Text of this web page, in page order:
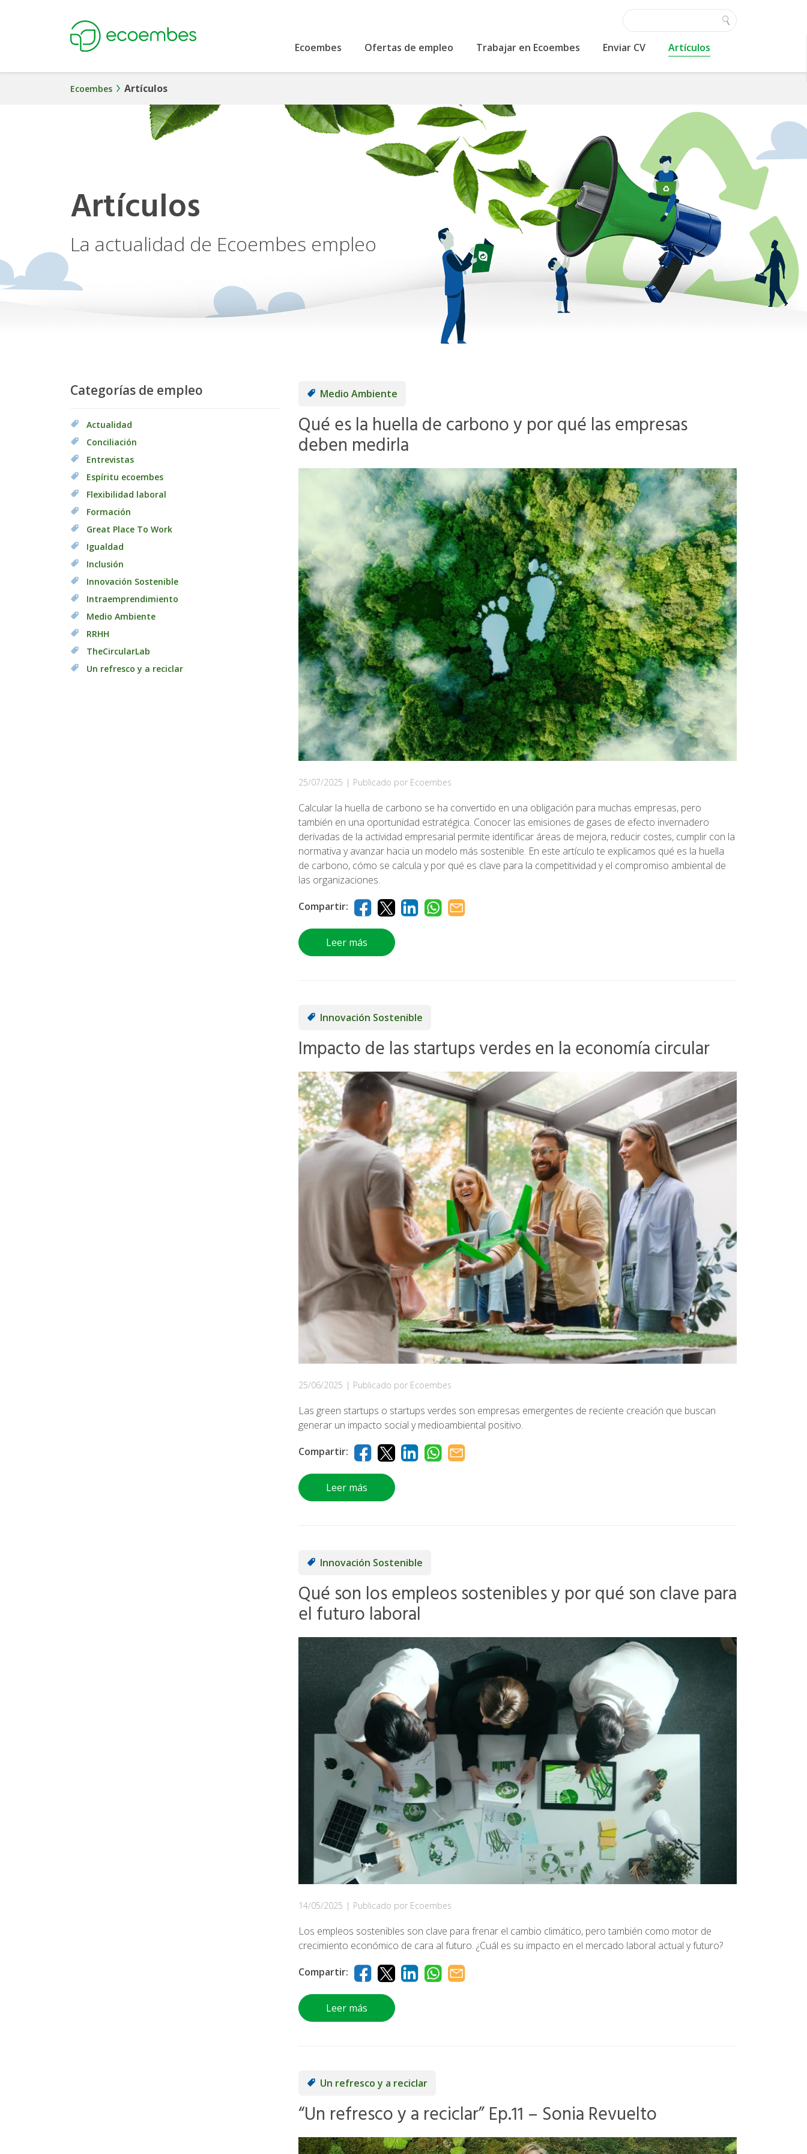
Ecoembes
Ofertas de empleo Trabajar en Ecoembes Enviar CV Artículos
Ecoembes Artículos
Artículos
La actualidad de Ecoembes empleo
Categorías de empleo
Actualidad
Conciliación
Entrevistas
Espíritu ecoembes
Flexibilidad laboral
Formación
Great Place To Work
Igualdad
Inclusión
Innovación Sostenible
Intraemprendimiento
Medio Ambiente
RRHH
TheCircularLab
Un refresco y a reciclar
Medio Ambiente
Qué es la huella de carbono y por qué las empresas
deben medirla
25/07/2025 | Publicado por Ecoembes
Calcular la huella de carbono se ha convertido en una obligación para muchas empresas, pero
también en una oportunidad estratégica. Conocer las emisiones de gases de efecto invernadero
derivadas de la actividad empresarial permite identificar áreas de mejora, reducir costes, cumplir con la
normativa y avanzar hacia un modelo más sostenible. En este artículo te explicamos qué es la huella
de carbono, cómo se calcula y por qué es clave para la competitividad y el compromiso ambiental de
las organizaciones.
Compartir:
Leer más
Innovación Sostenible
Impacto de las startups verdes en la economía circular
25/06/2025 | Publicado por Ecoembes
Las green startups o startups verdes son empresas emergentes de reciente creación que buscan
generar un impacto social y medioambiental positivo.
Compartir:
Leer más
Innovación Sostenible
Qué son los empleos sostenibles y por qué son clave para
el futuro laboral
14/05/2025 | Publicado por Ecoembes
Los empleos sostenibles son clave para frenar el cambio climático, pero también como motor de
crecimiento económico de cara al futuro. ¿Cuál es su impacto en el mercado laboral actual y futuro?
Compartir:
Leer más
Un refresco y a reciclar
“Un refresco y a reciclar” Ep.11 – Sonia Revuelto